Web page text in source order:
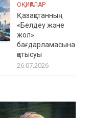
ОҚИҒАЛАР
Қазақстанның
«Белдеу және
жол»
бағдарламасына
қатысуы
26.07.2026